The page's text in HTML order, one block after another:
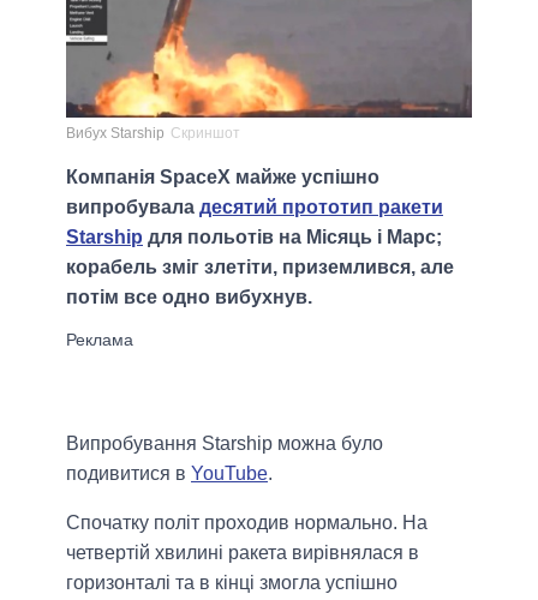
Вибух Starship Скриншот
Компанія SpaceX майже успішно
випробувала десятий прототип ракети
Starship для польотів на Місяць і Марс;
корабель зміг злетіти, приземлився, але
потім все одно вибухнув.
Випробування Starship можна було
подивитися в YouTube.
Спочатку політ проходив нормально. На
четвертій хвилині ракета вирівнялася в
горизонталі та в кінці змогла успішно